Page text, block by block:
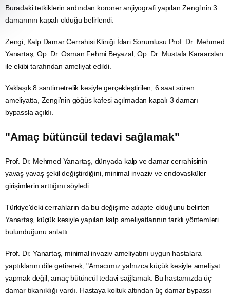
Buradaki tetkiklerin ardından koroner anjiyografi yapılan Zengi'nin 3
damarının kapalı olduğu belirlendi.
Zengi, Kalp Damar Cerrahisi Kliniği İdari Sorumlusu Prof. Dr. Mehmed
Yanartaş, Op. Dr. Osman Fehmi Beyazal, Op. Dr. Mustafa Karaarslan
ile ekibi tarafından ameliyat edildi.
Yaklaşık 8 santimetrelik kesiyle gerçekleştirilen, 6 saat süren
ameliyatta, Zengi'nin göğüs kafesi açılmadan kapalı 3 damarı
bypassla açıldı.
"Amaç bütüncül tedavi sağlamak"
Prof. Dr. Mehmed Yanartaş, dünyada kalp ve damar cerrahisinin
yavaş yavaş şekil değiştirdiğini, minimal invaziv ve endovasküler
girişimlerin arttığını söyledi.
Türkiye'deki cerrahların da bu değişime adapte olduğunu belirten
Yanartaş, küçük kesiyle yapılan kalp ameliyatlarının farklı yöntemleri
bulunduğunu anlattı.
Prof. Dr. Yanartaş, minimal invaziv ameliyatını uygun hastalara
yaptıklarını dile getirerek, "Amacımız yalnızca küçük kesiyle ameliyat
yapmak değil, amaç bütüncül tedavi sağlamak. Bu hastamızda üç
damar tıkanıklığı vardı. Hastaya koltuk altından üç damar bypassı